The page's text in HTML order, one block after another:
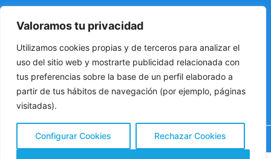
Valoramos tu privacidad
Utilizamos cookies propias y de terceros para analizar el
uso del sitio web y mostrarte publicidad relacionada con
tus preferencias sobre la base de un perfil elaborado a
partir de tus hábitos de navegación (por ejemplo, páginas
visitadas).
Configurar Cookies Rechazar Cookies
CONTACTO
Calle el Pozo, 4, 38400 Puerto de la Cruz
info@tenerifexcursiones.com
+34 699 439 970
+34 618 032 784
Copyright © 2025 Tenerifexcursiones | Powered by SAO S.L.